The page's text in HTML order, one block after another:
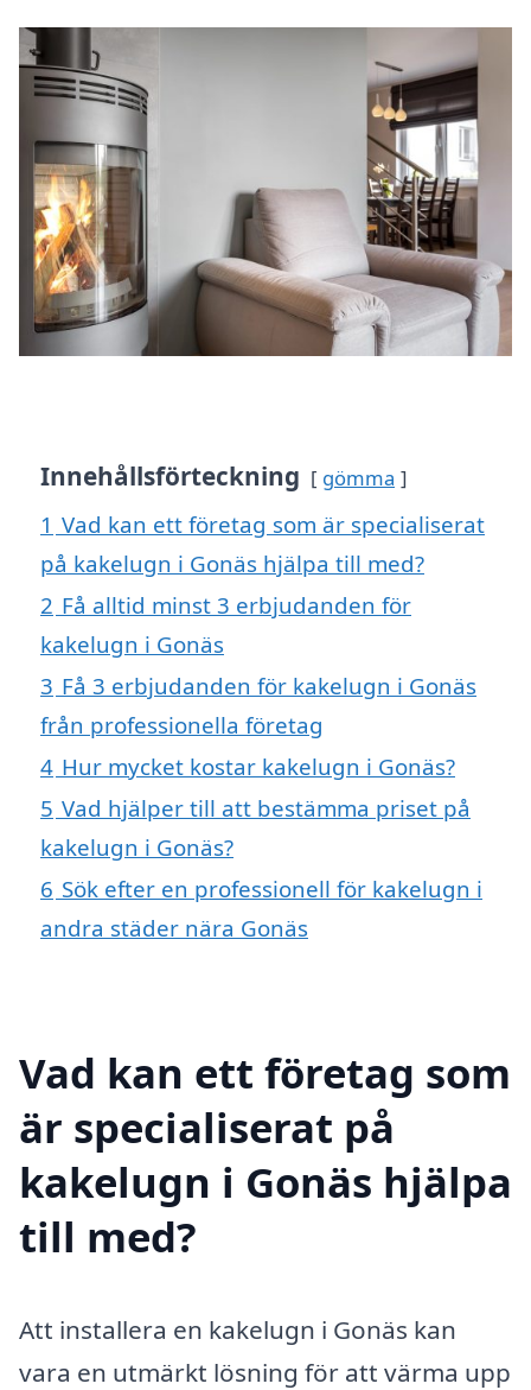
Innehållsförteckning gömma
1 Vad kan ett företag som är specialiserat
på kakelugn i Gonäs hjälpa till med?
2 Få alltid minst 3 erbjudanden för
kakelugn i Gonäs
3 Få 3 erbjudanden för kakelugn i Gonäs
från professionella företag
4 Hur mycket kostar kakelugn i Gonäs?
5 Vad hjälper till att bestämma priset på
kakelugn i Gonäs?
6 Sök efter en professionell för kakelugn i
andra städer nära Gonäs
Vad kan ett företag som
är specialiserat på
kakelugn i Gonäs hjälpa
till med?
Att installera en kakelugn i Gonäs kan
vara en utmärkt lösning för att värma upp